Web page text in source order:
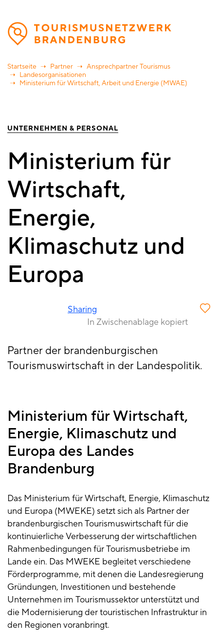
Direkt
zum
Inhalt
Startseite Partner
Ansprechpartner Tourismus
Landesorganisationen
Ministerium für Wirtschaft, Arbeit und Energie (MWAE)
UNTERNEHMEN & PERSONAL
Ministerium für
Wirtschaft,
Energie,
Klimaschutz und
Europa
Sharing
In Zwischenablage kopiert
Partner der brandenburgischen
Tourismuswirtschaft in der Landespolitik.
Ministerium für Wirtschaft,
Energie, Klimaschutz und
Europa des Landes
Brandenburg
Das Ministerium für Wirtschaft, Energie, Klimaschutz
und Europa (MWEKE) setzt sich als Partner der
brandenburgischen Tourismuswirtschaft für die
kontinuierliche Verbesserung der wirtschaftlichen
Rahmenbedingungen für Tourismusbetriebe im
Lande ein. Das MWEKE begleitet verschiedene
Förderprogramme, mit denen die Landesregierung
Gründungen, Investitionen und bestehende
Unternehmen im Tourismussektor unterstützt und
die Modernisierung der touristischen Infrastruktur in
den Regionen voranbringt.